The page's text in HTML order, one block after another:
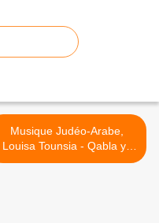
Musique Judéo-Arabe,
Louisa Tounsia - Qabla ya
maqboula >